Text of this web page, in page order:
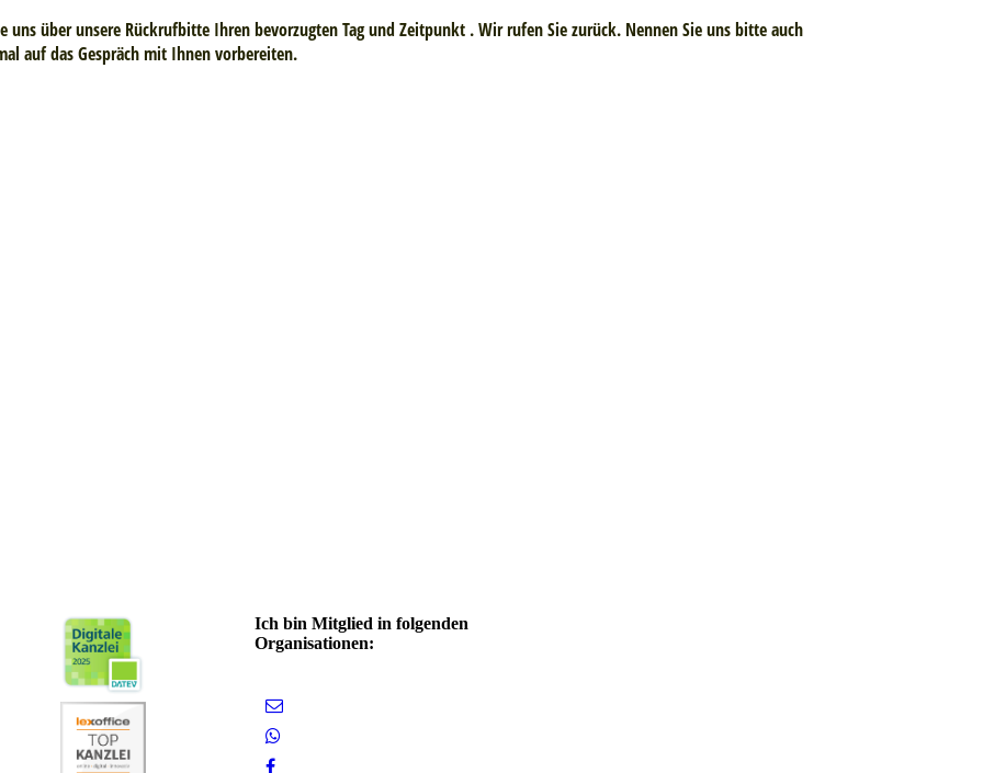
uns über unsere Rückrufbitte Ihren bevorzugten Tag und Zeitpunkt . Wir rufen Sie zurück. Nennen Sie uns bitte auch
auf das Gespräch mit Ihnen vorbereiten.
Ich bin Mitglied in folgenden
Organisationen: